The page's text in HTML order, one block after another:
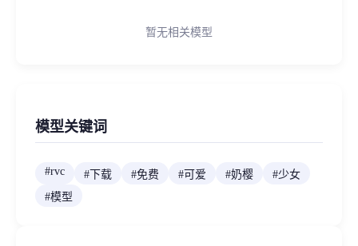
暂无相关模型
模型关键词
#rvc #下载 #免费 #可爱 #奶樱 #少女
#模型